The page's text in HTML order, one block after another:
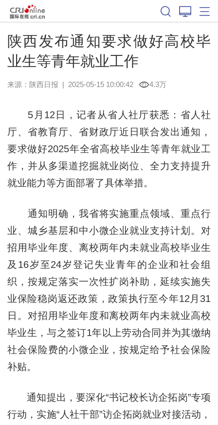
陕西发布通知要求做好高校毕
业生等青年就业工作
来源： 陕西日报 | 2025-05-15 10:00:42 4.3万
5月12日，记者从省人社厅获悉：省人社
厅、省教育厅、省财政厅近日联合发出通知，
要求做好2025年全省高校毕业生等青年就业工
作，并从多渠道挖掘就业岗位、全力支持提升
就业能力等方面部署了具体举措。
通知明确，我省将实施重点领域、重点行
业、城乡基层和中小微企业就业支持计划。对
招用毕业年度、离校两年内未就业高校毕业生
及16岁至24岁登记失业青年的企业和社会组
织，按规定落实一次性扩岗补助，延续实施失
业保险稳岗返还政策，政策执行至今年12月31
日。对招用毕业年度和离校两年内未就业高校
毕业生，与之签订1年以上劳动合同并为其缴纳
社会保险费的小微企业，按规定给予社会保险
补贴。
通知提出，要深化“书记校长访企拓岗”专项
行动，实施“人社干部”访企拓岗就业对接活动，